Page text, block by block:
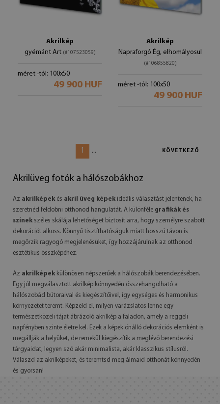
Akrilkép
gyémánt Art (#107523059)
méret -tól: 100x50
49 900 HUF
Akrilkép
Napraforgó Ég, elhomályosul
(#106855820)
méret -tól: 100x50
49 900 HUF
1 ... KÖVETKEZŐ
Akrilüveg fotók a hálószobákhoz
Az akrilképek és akril üveg képek ideális választást jelentenek, ha
szeretnéd feldobni otthonod hangulatát. A különféle grafikák és
színek széles skálája lehetőséget biztosít arra, hogy személyre szabott
dekorációt alkoss. Könnyű tisztíthatóságuk miatt hosszú távon is
megőrzik ragyogó megjelenésüket, így hozzájárulnak az otthonod
esztétikus összképéhez.
Az akrilképek különösen népszerűek a hálószobák berendezésében.
Egy jól megválasztott akrilkép könnyedén összehangolható a
hálószobád bútoraival és kiegészítőivel, így egységes és harmonikus
környezetet teremt. Képzeld el, milyen varázslatos lenne egy
természetközeli tájat ábrázoló akrilkép a faladon, amely a reggeli
napfényben szinte életre kel. Ezek a képek önálló dekorációs elemként is
megállják a helyüket, de remekül kiegészítik a meglévő berendezési
tárgyaidat, legyen szó akár minimalista, akár klasszikus stílusról.
Válaszd az akrilképeket, és teremtsd meg álmaid otthonát könnyedén
és gyorsan!